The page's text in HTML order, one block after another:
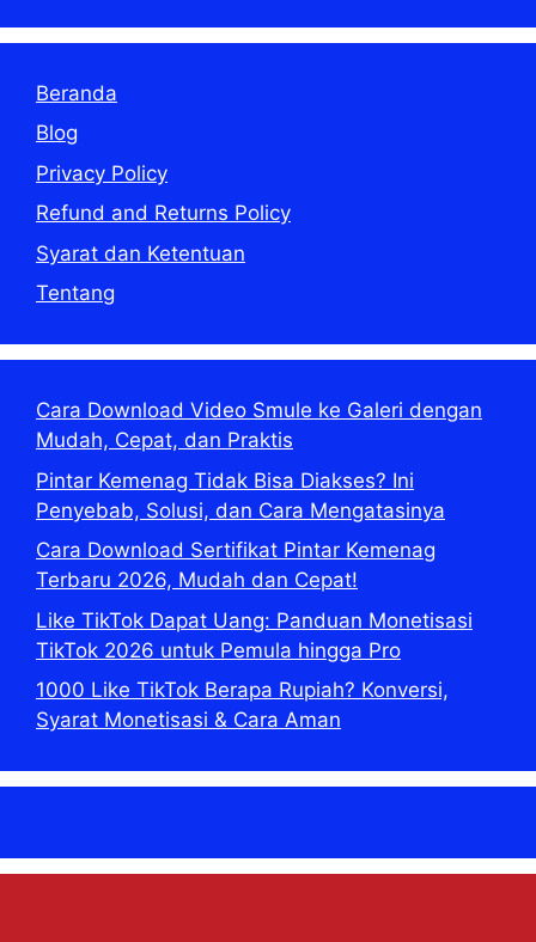
Beranda
Blog
Privacy Policy
Refund and Returns Policy
Syarat dan Ketentuan
Tentang
Cara Download Video Smule ke Galeri dengan
Mudah, Cepat, dan Praktis
Pintar Kemenag Tidak Bisa Diakses? Ini
Penyebab, Solusi, dan Cara Mengatasinya
Cara Download Sertifikat Pintar Kemenag
Terbaru 2026, Mudah dan Cepat!
Like TikTok Dapat Uang: Panduan Monetisasi
TikTok 2026 untuk Pemula hingga Pro
1000 Like TikTok Berapa Rupiah? Konversi,
Syarat Monetisasi & Cara Aman